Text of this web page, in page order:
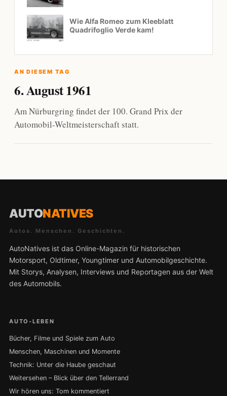
Wie Alfa Romeo zum Kleeblatt
Quadrifoglio Verde kam!
AN DIESEM TAG
6. August 1961
Am Nürburgring findet der 100. Grand Prix der
Automobil-Weltmeisterschaft statt.
AUTONATIVES
Autos. Menschen. Geschichten.
AutoNatives ist das Online-Magazin für historischen
Motorsport, Oldtimer, Youngtimer und Automobilgeschichte.
Mit Storys, Analysen, Interviews und Reportagen aus der Welt
des Automobils.
AUTO-LEBEN
Bücher, Filme und Spiele zum Auto
Menschen, Maschinen und Momente
Technik: Unter die Haube geschaut
Weitersehen – Blick über den Tellerrand
Wir hören uns: Tom kommentiert